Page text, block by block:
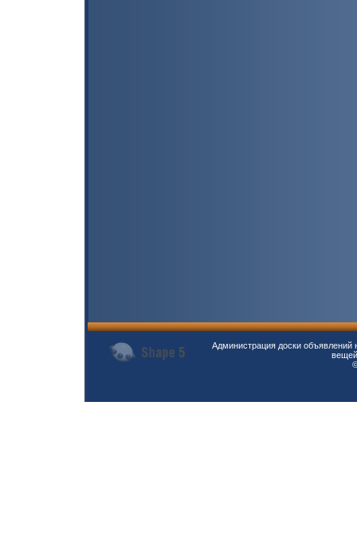
Администрация доски объявлений